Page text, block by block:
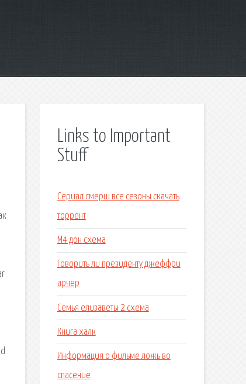
Links to Important
Stuff
Сериал смерш все сезоны скачать
торрент
М4 дон схема
Говорить ли президенту джеффри
арчер
Семья елизаветы 2 схема
Книга халк
Информация о фильме ложь во
спасение